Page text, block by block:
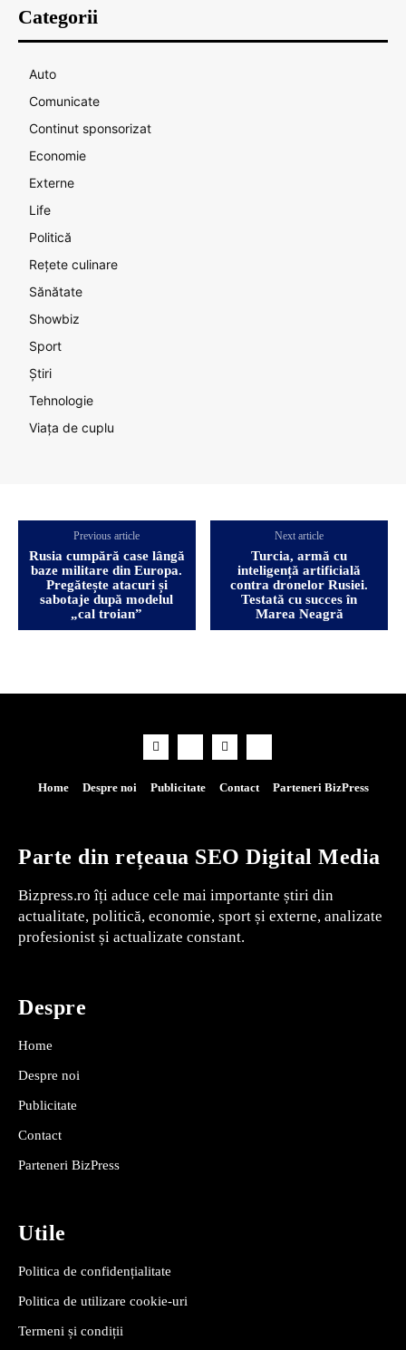
Categorii
Auto
Comunicate
Continut sponsorizat
Economie
Externe
Life
Politică
Rețete culinare
Sănătate
Showbiz
Sport
Știri
Tehnologie
Viața de cuplu
Previous article
Rusia cumpără case lângă
baze militare din Europa.
Pregătește atacuri și
sabotaje după modelul
„cal troian”
Next article
Turcia, armă cu
inteligență artificială
contra dronelor Rusiei.
Testată cu succes în
Marea Neagră
Home Despre noi Publicitate Contact Parteneri BizPress
Parte din rețeaua SEO Digital Media
Bizpress.ro îți aduce cele mai importante știri din
actualitate, politică, economie, sport și externe, analizate
profesionist și actualizate constant.
Despre
Home
Despre noi
Publicitate
Contact
Parteneri BizPress
Utile
Politica de confidențialitate
Politica de utilizare cookie-uri
Termeni și condiții